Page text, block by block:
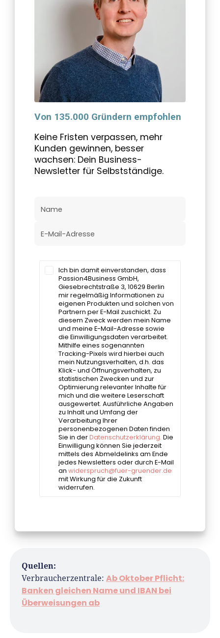
Quellen:
Verbraucherzentrale: Ab Oktober Pflicht:
Banken gleichen Name und IBAN bei
Überweisungen ab